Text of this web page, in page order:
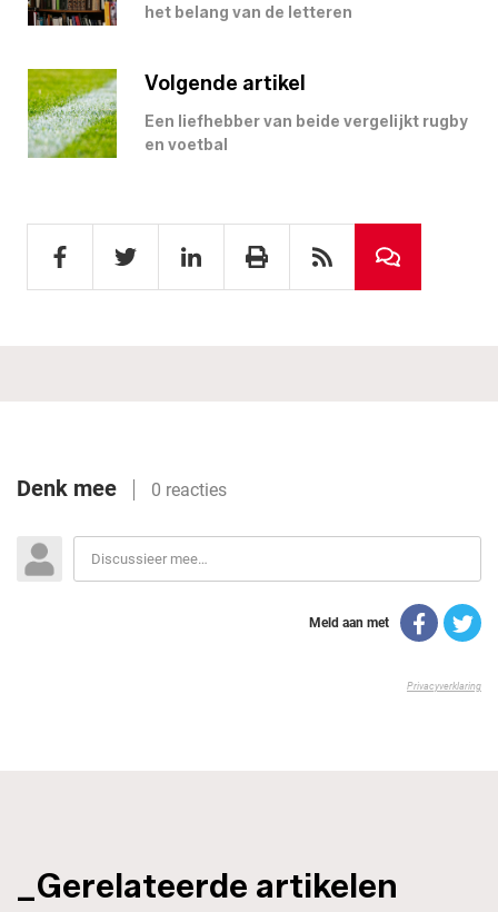
het belang van de letteren
Volgende artikel
Een liefhebber van beide vergelijkt rugby
en voetbal
_Gerelateerde artikelen